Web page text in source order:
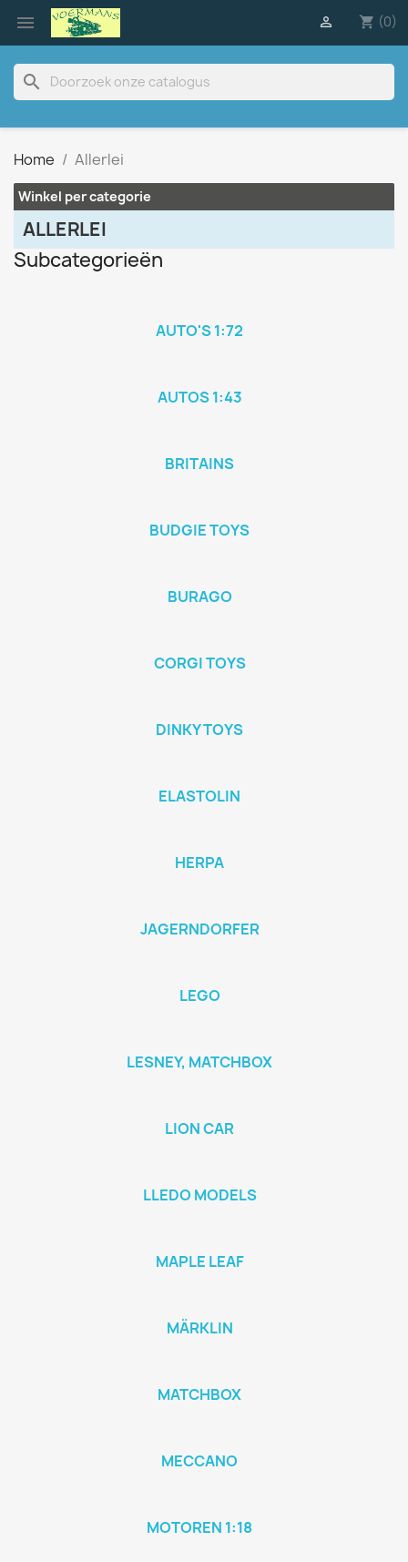
 shopping_cart (0)

search
Home Allerlei
Winkel per categorie
ALLERLEI
Subcategorieën
AUTO'S 1:72
AUTOS 1:43
BRITAINS
BUDGIE TOYS
BURAGO
CORGI TOYS
DINKY TOYS
ELASTOLIN
HERPA
JAGERNDORFER
LEGO
LESNEY, MATCHBOX
LION CAR
LLEDO MODELS
MAPLE LEAF
MÄRKLIN
MATCHBOX
MECCANO
MOTOREN 1:18